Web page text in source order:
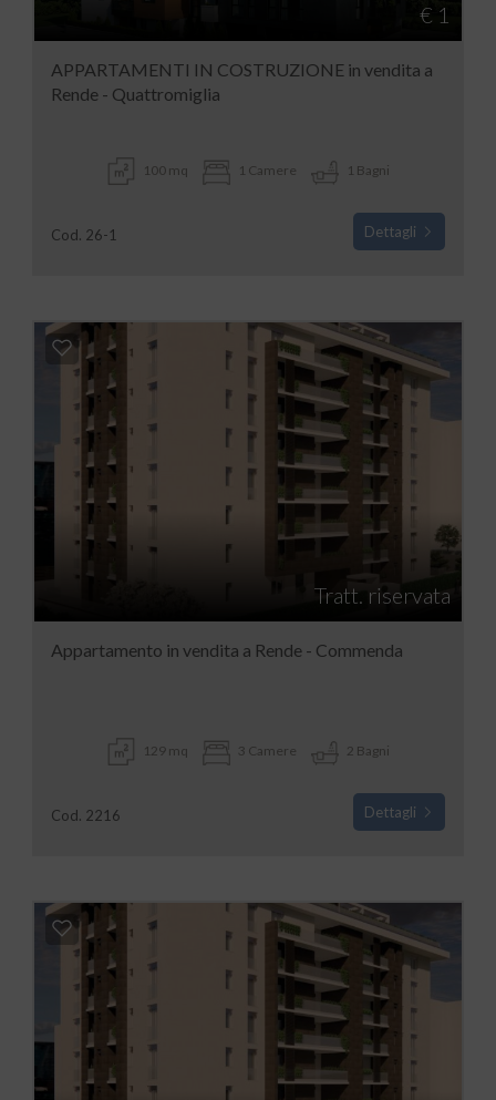
€ 1
APPARTAMENTI IN COSTRUZIONE in vendita a
Rende - Quattromiglia
100 mq 1 Camere 1 Bagni
Cod. 26-1 Dettagli
Tratt. riservata
Appartamento in vendita a Rende - Commenda
129 mq 3 Camere 2 Bagni
Cod. 2216 Dettagli